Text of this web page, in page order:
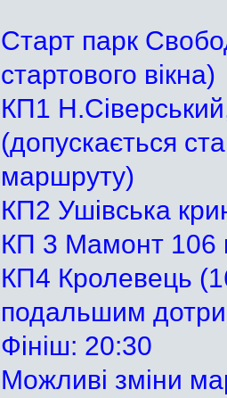
Старт парк
стартового вікна)
КП1
(допускається
маршруту)
КП2 Ушівська
КП 3 Мамонт 106
КП4 Кролевець
подальшим
Фініш: 20:30
Можливі зміни